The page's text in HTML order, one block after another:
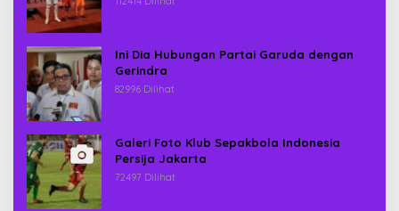
Ini Dia Hubungan Partai Garuda dengan
Gerindra
82996 Dilihat
Galeri Foto Klub Sepakbola Indonesia
Persija Jakarta
72497 Dilihat